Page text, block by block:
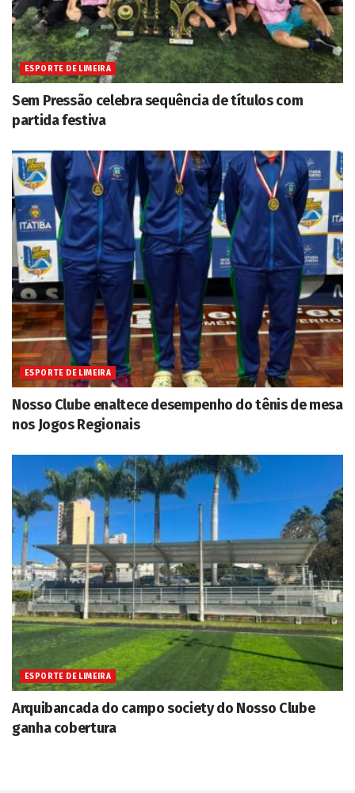
ESPORTE DE LIMEIRA
Sem Pressão celebra sequência de títulos com
partida festiva
ESPORTE DE LIMEIRA
Nosso Clube enaltece desempenho do tênis de mesa
nos Jogos Regionais
ESPORTE DE LIMEIRA
Arquibancada do campo society do Nosso Clube
ganha cobertura